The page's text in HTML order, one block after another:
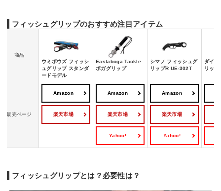
フィッシュグリップの売れ筋ランキングをチェック
番外編：フィッシュグリップホルダーのおすすめ
フィッシュグリップのおすすめ注目アイテム
商品
ウミボウズ フィッシ
ュグリップ スタンダ
ードモデル
Eastaboga Tackle
ボガグリップ
シマノ フィッシュグ
リップR UE-302T
ダイワ
リッ
販売ページ
Amazon
楽天市場
Amazon
楽天市場
Yahoo!
Amazon
楽天市場
Yahoo!
フィッシュグリップとは？必要性は？